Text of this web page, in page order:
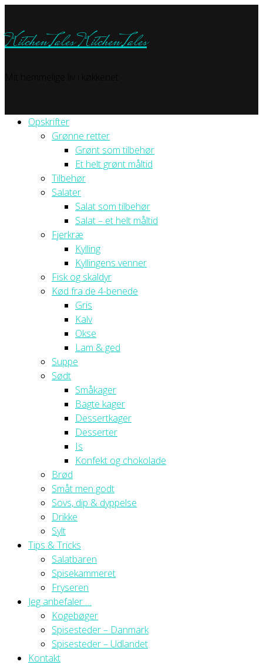
KitchenTalesKitchenTales
Opskrifter
Grønne retter
Grønt som tilbehør
Et helt grønt måltid
Tilbehør
Salater
Salat som tilbehør
Salat – et helt måltid
Fjerkræ
Kylling
Kyllingens venner
Fisk og skaldyr
Kød fra de 4-benede
Gris
Kalv
Okse
Lam & ged
Suppe
Sødt
Småkager
Bagte kager
Dessertkager
Desserter
Is
Konfekt og chokolade
Brød
Småt men godt
Sovs, dip & dyppelse
Drikke
Sylt
Tips & Tricks
Salatbaren
Spisekammeret
Fryseren
Jeg anbefaler …
Kogebøger
Spisesteder – Danmark
Spisesteder – Udlandet
Kontakt